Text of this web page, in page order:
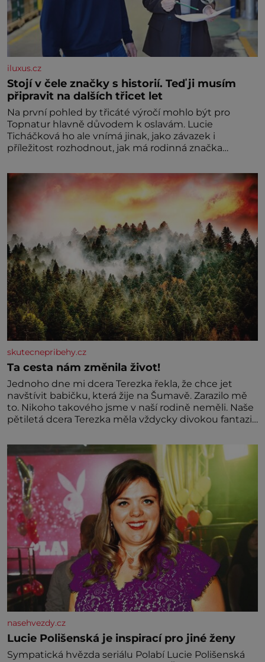
iluxus.cz
Stojí v čele značky s historií. Teď ji musím
připravit na dalších třicet let
Na první pohled by třicáté výročí mohlo být pro
Topnatur hlavně důvodem k oslavám. Lucie
Ticháčková ho ale vnímá jinak, jako závazek i
příležitost rozhodnout, jak má rodinná značka
skutecnepribehy.cz
Ta cesta nám změnila život!
Jednoho dne mi dcera Terezka řekla, že chce jet
navštívit babičku, která žije na Šumavě. Zarazilo mě
to. Nikoho takového jsme v naší rodině neměli. Naše
pětiletá dcera Terezka měla vždycky divokou fantazii.
mi říkala, že se jí zdálo o jednorožcích, krásných
princeznách, statečných rytířích a létajících dracích.
nasehvezdy.cz
Lucie Polišenská je inspirací pro jiné ženy
Sympatická hvězda seriálu Polabí Lucie Polišenská